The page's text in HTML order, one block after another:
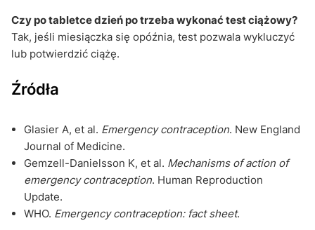
Czy po tabletce dzień po trzeba wykonać test ciążowy?
Tak, jeśli miesiączka się opóźnia, test pozwala wykluczyć
lub potwierdzić ciążę.
Źródła
Glasier A, et al. Emergency contraception. New England
Journal of Medicine.
Gemzell-Danielsson K, et al. Mechanisms of action of
emergency contraception. Human Reproduction
Update.
WHO. Emergency contraception: fact sheet.